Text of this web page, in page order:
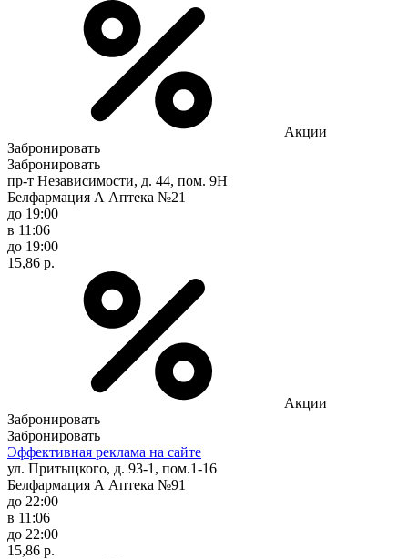
Акции
Забронировать
Забронировать
пр-т Независимости, д. 44, пом. 9Н
Белфармация А Аптека №21
до 19:00
в 11:06
до 19:00
15,86 р.
Акции
Забронировать
Забронировать
Эффективная реклама на сайте
ул. Притыцкого, д. 93-1, пом.1-16
Белфармация А Аптека №91
до 22:00
в 11:06
до 22:00
15,86 р.